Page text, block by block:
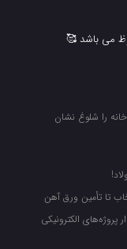
می باشد 🥰
را شلوغ نشان
تا تأمین ورق آهن
پروژه‌های الکترونیکی